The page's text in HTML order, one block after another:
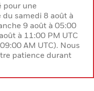
pour une
samedi 8 août à
9 août à 05:00
à 11:00 PM UTC
AM UTC). Nous
patience durant